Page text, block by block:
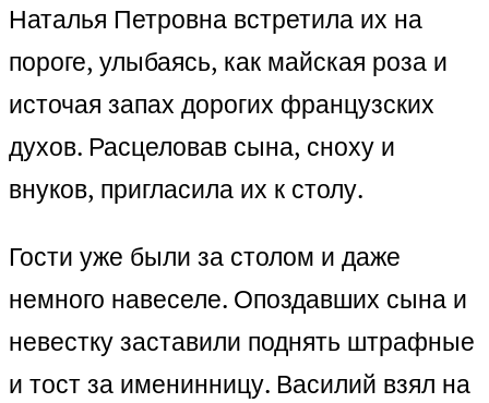
Наталья Петровна встретила их на
пороге, улыбаясь, как майская роза и
источая запах дорогих французских
духов. Расцеловав сына, сноху и
внуков, пригласила их к столу.
Гости уже были за столом и даже
немного навеселе. Опоздавших сына и
невестку заставили поднять штрафные
и тост за именинницу. Василий взял на